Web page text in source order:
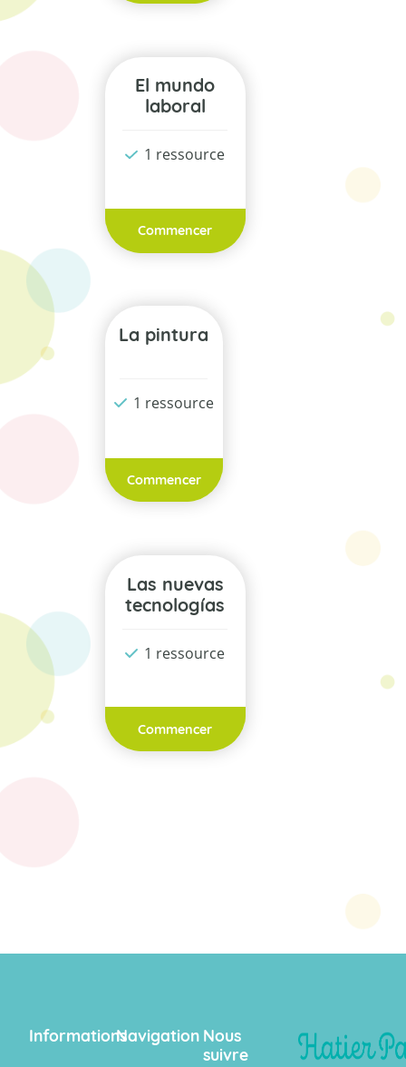
El mundo
laboral
1 ressource
Commencer
La pintura
1 ressource
Commencer
Las nuevas
tecnologías
1 ressource
Commencer
InformationsNavigation Nous
suivre